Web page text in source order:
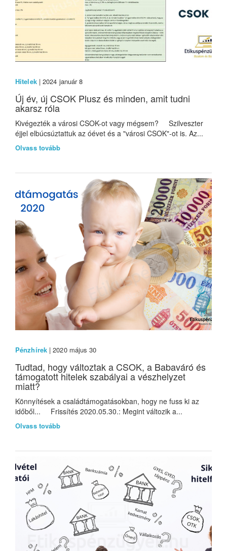
Hitelek| 2024 január 8
Új év, új CSOK Plusz és minden, amit tudni
akarsz róla
Kivégezték a városi CSOK-ot vagy mégsem? Szilveszter
éjjel elbúcsúztattuk az óévet és a "városi CSOK"-ot is. Az...
Olvass tovább
Pénzhírek| 2020 május 30
Tudtad, hogy változtak a CSOK, a Babaváró és
támogatott hitelek szabályai a vészhelyzet
miatt?
Könnyítések a családtámogatásokban, hogy ne fuss ki az
időből... Frissítés 2020.05.30.: Megint változik a...
Olvass tovább